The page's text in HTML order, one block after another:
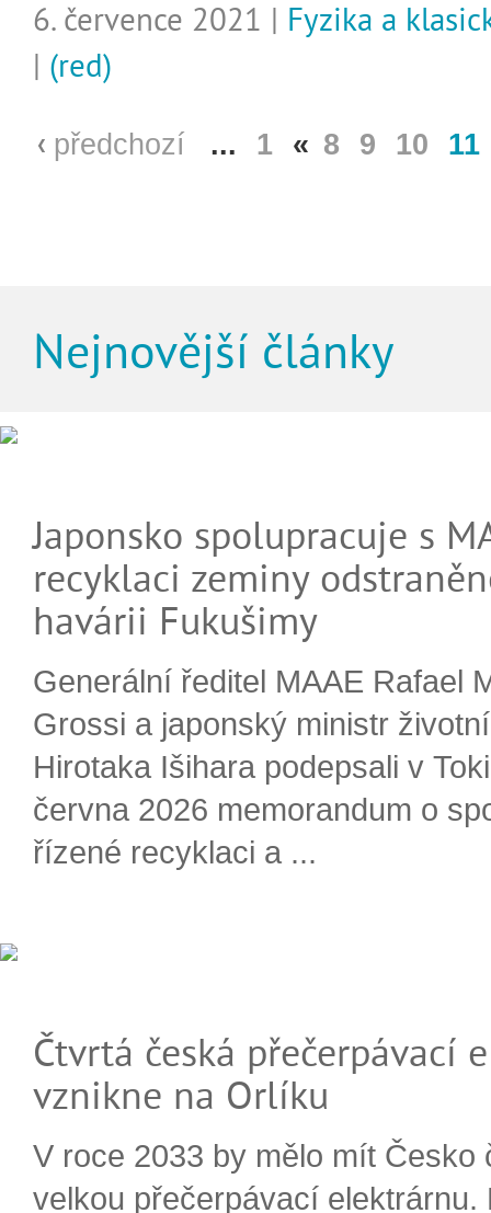
6. července 2021 | Fyzika a
| (red)
předchozí ... 1 « 8 9 10 11
Nejnovější články
Japonsko spolupracuje s
recyklaci zeminy
havárii Fukušimy
Generální ředitel MAAE Rafael
Grossi a japonský ministr
Hirotaka Išihara podepsali v
června 2026 memorandum o
řízené recyklaci a ...
Čtvrtá česká přečerpávací
vznikne na Orlíku
V roce 2033 by mělo mít Česko
velkou přečerpávací elektrárnu.